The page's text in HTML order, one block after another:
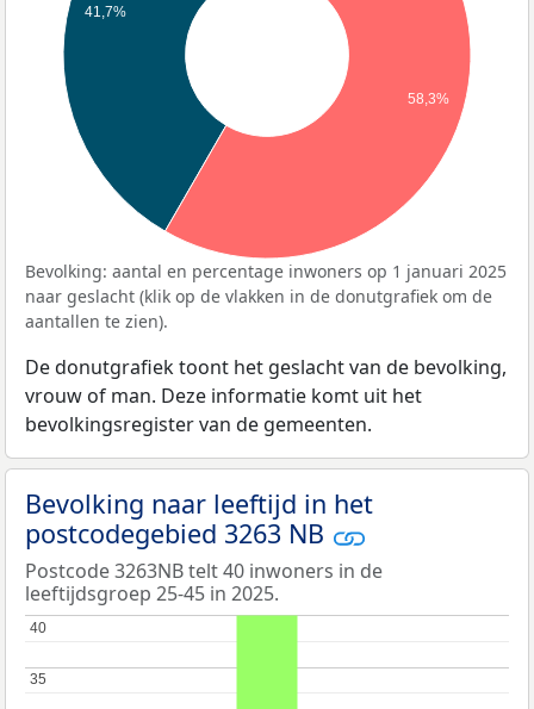
41,7%
58,3%
Bevolking: aantal en percentage inwoners op 1 januari 2025
naar geslacht (klik op de vlakken in de donutgrafiek om de
aantallen te zien).
De donutgrafiek toont het geslacht van de bevolking,
vrouw of man. Deze informatie komt uit het
bevolkingsregister van de gemeenten.
Bevolking naar leeftijd in het
postcodegebied 3263 NB
Postcode 3263NB telt 40 inwoners in de
leeftijdsgroep 25-45 in 2025.
35
35
40
40